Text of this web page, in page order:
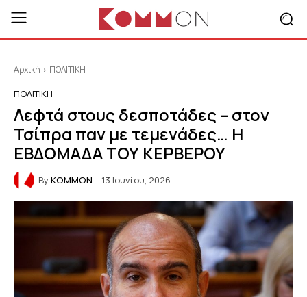
Αρχική ΠΟΛΙΤΙΚΗ
ΠΟΛΙΤΙΚΗ
Λεφτά στους δεσποτάδες – στον
Τσίπρα παν με τεμενάδες… Η
ΕΒΔΟΜΑΔΑ ΤΟΥ ΚΕΡΒΕΡΟΥ
ByKOMMON 13 Ιουνίου, 2026